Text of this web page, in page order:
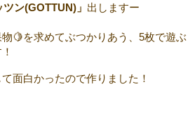
ン(GOTTUN)」 出しますー
🍋を求めてぶつかりあう、5枚で遊ぶ
面白かったので作りました！